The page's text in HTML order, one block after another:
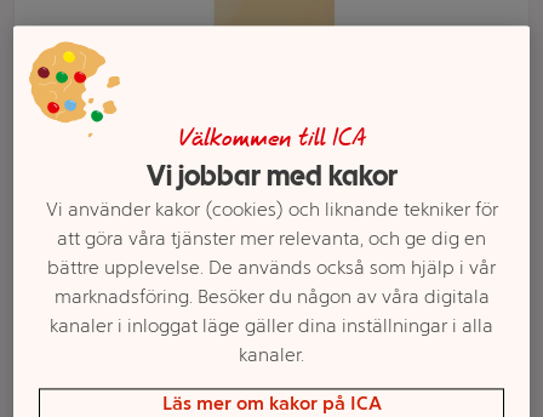
Välkommen till ICA
Vi jobbar med kakor
Vi använder kakor (cookies) och liknande tekniker för
att göra våra tjänster mer relevanta, och ge dig en
bättre upplevelse. De används också som hjälp i vår
marknadsföring. Besöker du någon av våra digitala
kanaler i inloggat läge gäller dina inställningar i alla
kanaler.
Läs mer om kakor på ICA